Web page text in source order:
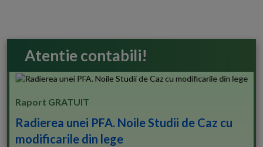
Atentie contabili!
Raport GRATUIT
Radierea unei PFA. Noile Studii de Caz cu
modificarile din lege